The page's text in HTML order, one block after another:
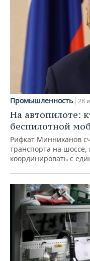
Промышленность 28
На автопилоте:
беспилотной
Рифкат Минниханов
транспорта на шоссе,
координировать с